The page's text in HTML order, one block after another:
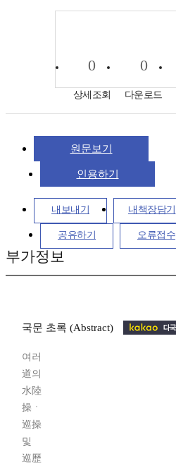
0
상세조회
0
다운로드
원문보기
인용하기
내보내기 내책장담기
공유하기 오류접수
부가정보
국문 초록 (Abstract)
여러
道의
水陸
操ㆍ
巡操
및
巡歷